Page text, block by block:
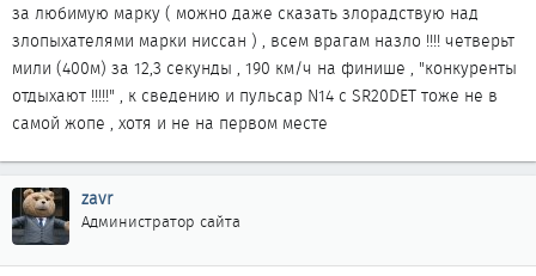
за любимую марку ( можно даже сказать злорадствую над
злопыхателями марки ниссан ) , всем врагам назло !!!! четверьт
мили (400м) за 12,3 секунды , 190 км/ч на финише , "конкуренты
отдыхают !!!!!" , к сведению и пульсар N14 c SR20DET тоже не в
самой жопе , хотя и не на первом месте
zavr
Администратор сайта